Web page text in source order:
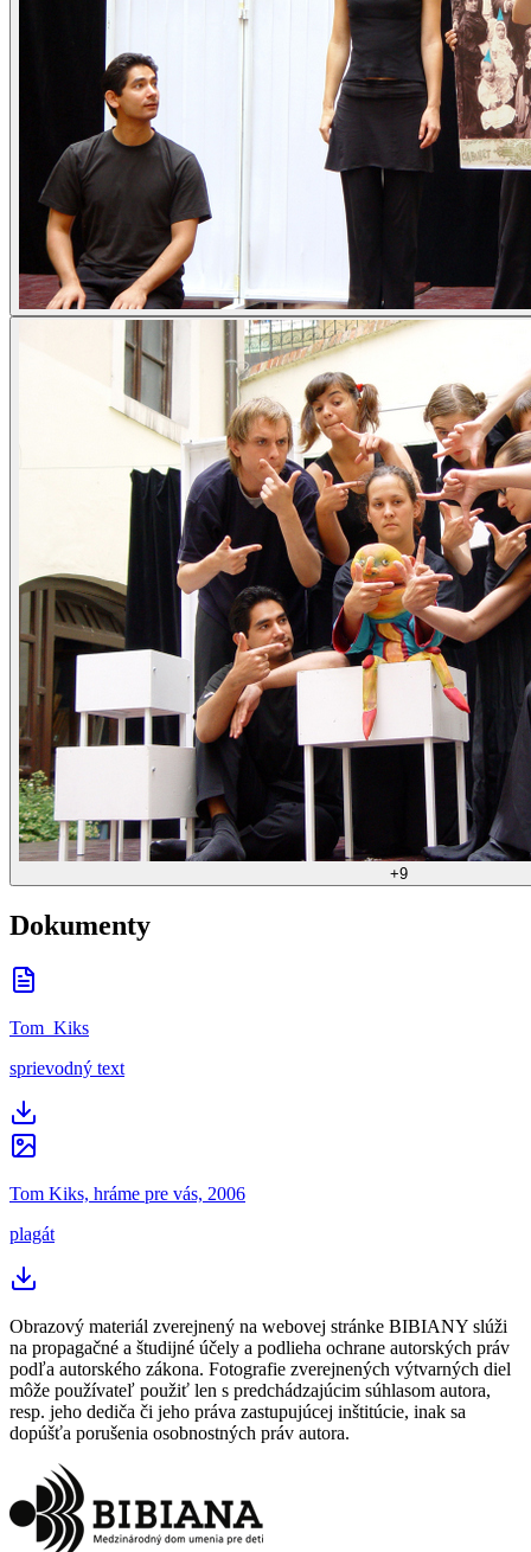
+9
Dokumenty
Tom_Kiks
sprievodný text
Tom Kiks, hráme pre vás, 2006
plagát
Obrazový materiál zverejnený na webovej stránke BIBIANY slúži
na propagačné a študijné účely a podlieha ochrane autorských práv
podľa autorského zákona. Fotografie zverejnených výtvarných diel
môže používateľ použiť len s predchádzajúcim súhlasom autora,
resp. jeho dediča či jeho práva zastupujúcej inštitúcie, inak sa
dopúšťa porušenia osobnostných práv autora.